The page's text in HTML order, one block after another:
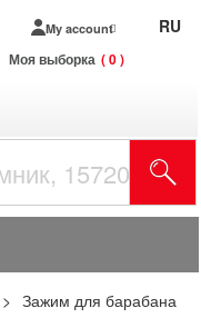
My account
Моя выборка 0
RU
Зажим для барабана